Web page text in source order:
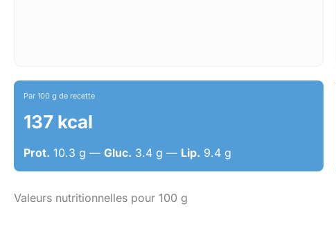
Par 100 g de recette
137 kcal
Prot. 10.3 g — Gluc. 3.4 g — Lip. 9.4 g
Valeurs nutritionnelles pour 100 g